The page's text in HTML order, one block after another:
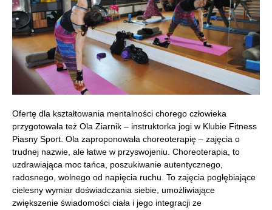
Ofertę dla kształtowania mentalności chorego człowieka
przygotowała też Ola Ziarnik – instruktorka jogi w Klubie Fitness
Piasny Sport. Ola zaproponowała choreoterapię – zajęcia o
trudnej nazwie, ale łatwe w przyswojeniu. Choreoterapia, to
uzdrawiająca moc tańca, poszukiwanie autentycznego,
radosnego, wolnego od napięcia ruchu. To zajęcia pogłębiające
cielesny wymiar doświadczania siebie, umożliwiające
zwiększenie świadomości ciała i jego integracji ze